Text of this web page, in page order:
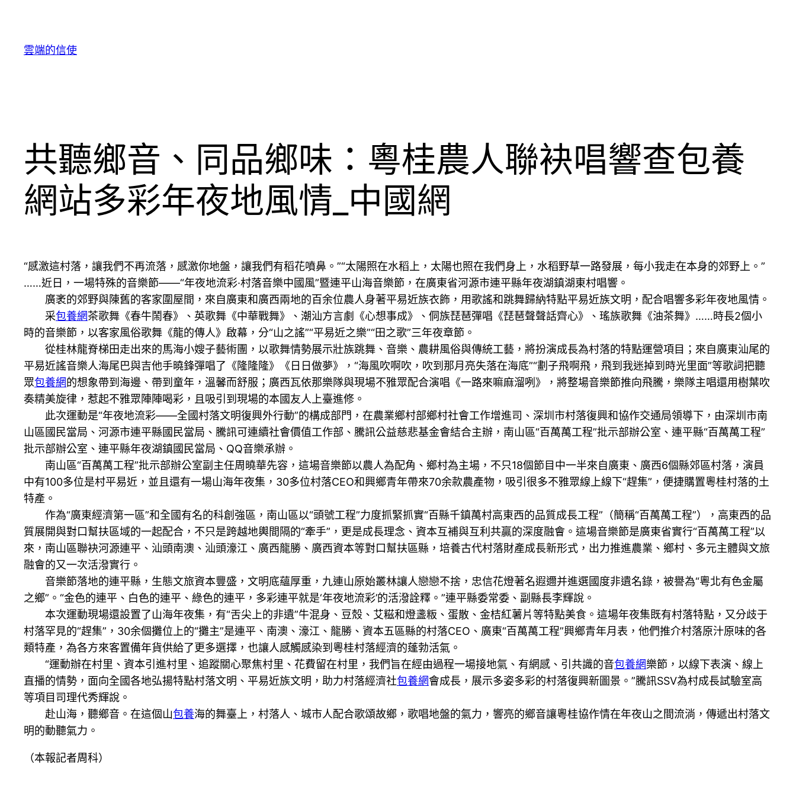
雲端的信使
共聽鄉音、同品鄉味：粵桂農人聯袂唱響查包養
網站多彩年夜地風情_中國網
“感激這村落，讓我們不再流落，感激你地盤，讓我們有稻花噴鼻。”“太陽照在水稻上，太陽也照在我們身上，水稻野草一路發展，每小我走在本身的郊野上。”
……近日，一場特殊的音樂節——“年夜地流彩·村落音樂中國風”暨連平山海音樂節，在廣東省河源市連平縣年夜湖鎮湖東村唱響。
廣袤的郊野與陳舊的客家圍屋間，來自廣東和廣西兩地的百余位農人身著平易近族衣飾，用歌謠和跳舞歸納特點平易近族文明，配合唱響多彩年夜地風情。
采包養網茶歌舞《春牛鬧春》、英歌舞《中華戰舞》、潮汕方言劇《心想事成》、侗族琵琶彈唱《琵琶聲聲話齊心》、瑤族歌舞《油茶舞》……時長2個小
時的音樂節，以客家風俗歌舞《龍的傳人》啟幕，分“山之謠”“平易近之樂”“田之歌”三年夜章節。
從桂林龍脊梯田走出來的馬海小嫂子藝術團，以歌舞情勢展示壯族跳舞、音樂、農耕風俗與傳統工藝，將扮演成長為村落的特點運營項目；來自廣東汕尾的
平易近謠音樂人海尾巴與吉他手曉鋒彈唱了《隆隆隆》《日日做夢》，“海風吹啊吹，吹到那月亮失落在海底”“劃子飛啊飛，飛到我迷掉到時光里面”等歌詞把聽
眾包養網的想象帶到海邊、帶到童年，溫馨而舒服；廣西瓦依那樂隊與現場不雅眾配合演唱《一路來嘛麻溜咧》，將整場音樂節推向飛騰，樂隊主唱還用樹葉吹
奏精美旋律，惹起不雅眾陣陣喝彩，且吸引到現場的本國友人上臺進修。
此次運動是“年夜地流彩——全國村落文明復興外行動”的構成部門，在農業鄉村部鄉村社會工作增進司、深圳市村落復興和協作交通局領導下，由深圳市南
山區國民當局、河源市連平縣國民當局、騰訊可連續社會價值工作部、騰訊公益慈悲基金會結合主辦，南山區“百萬萬工程”批示部辦公室、連平縣“百萬萬工程”
批示部辦公室、連平縣年夜湖鎮國民當局、QQ音樂承辦。
南山區“百萬萬工程”批示部辦公室副主任周曉華先容，這場音樂節以農人為配角、鄉村為主場，不只18個節目中一半來自廣東、廣西6個縣郊區村落，演員
中有100多位是村平易近，並且還有一場山海年夜集，30多位村落CEO和興鄉青年帶來70余款農產物，吸引很多不雅眾線上線下“趕集”，便捷購置粵桂村落的土
特產。
作為“廣東經濟第一區”和全國有名的科創強區，南山區以“頭號工程”力度抓緊抓實“百縣千鎮萬村高東西的品質成長工程”（簡稱“百萬萬工程”），高東西的品
質展開與對口幫扶區域的一起配合，不只是跨越地輿間隔的“牽手”，更是成長理念、資本互補與互利共贏的深度融會。這場音樂節是廣東省實行“百萬萬工程”以
來，南山區聯袂河源連平、汕頭南澳、汕頭濠江、廣西龍勝、廣西資本等對口幫扶區縣，培養古代村落財產成長新形式，出力推進農業、鄉村、多元主體與文旅
融會的又一次活潑實行。
音樂節落地的連平縣，生態文旅資本豐盛，文明底蘊厚重，九連山原始叢林讓人戀戀不捨，忠信花燈著名遐邇并進選國度非遺名錄，被譽為“粵北有色金屬
之鄉”。“金色的連平、白色的連平、綠色的連平，多彩連平就是‘年夜地流彩’的活潑詮釋。”連平縣委常委、副縣長李輝說。
本次運動現場還設置了山海年夜集，有“舌尖上的非遺”牛混身、豆殼、艾糍和燈盞粄、蛋散、金桔紅薯片等特點美食。這場年夜集既有村落特點，又分歧于
村落罕見的“趕集”，30余個攤位上的“攤主”是連平、南澳、濠江、龍勝、資本五區縣的村落CEO、廣東“百萬萬工程”興鄉青年月表，他們推介村落原汁原味的各
類特產，為各方來客置備年貨供給了更多選擇，也讓人感觸感染到粵桂村落經濟的蓬勃活氣。
“運動辦在村里、資本引進村里、追蹤關心聚焦村里、花費留在村里，我們旨在經由過程一場接地氣、有網感、引共識的音包養網樂節，以線下表演、線上
直播的情勢，面向全國各地弘揚特點村落文明、平易近族文明，助力村落經濟社包養網會成長，展示多姿多彩的村落復興新圖景。”騰訊SSV為村成長試驗室高
等項目司理代秀輝說。
赴山海，聽鄉音。在這個山包養海的舞臺上，村落人、城市人配合歌頌故鄉，歌唱地盤的氣力，響亮的鄉音讓粵桂協作情在年夜山之間流淌，傳遞出村落文
明的動聽氣力。
（本報記者周科）